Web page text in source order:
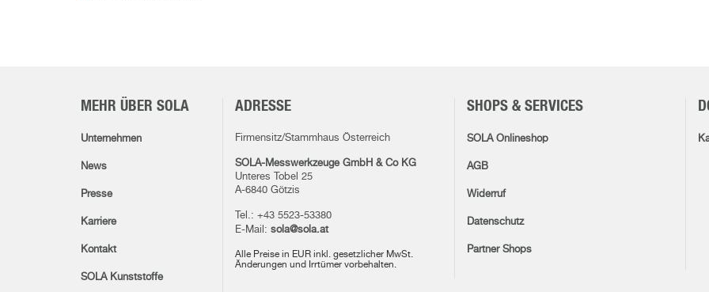
MEHR ÜBER SOLA
Unternehmen
News
Presse
Karriere
Kontakt
SOLA Kunststoffe
ADRESSE
Firmensitz/Stammhaus Österreich
SOLA-Messwerkzeuge GmbH & Co KG
Unteres Tobel 25
A-6840 Götzis
Tel.: +43 5523-53380
E-Mail: sola@sola.at
Alle Preise in EUR inkl. gesetzlicher MwSt.
Änderungen und Irrtümer vorbehalten.
SHOPS & SERVICES
SOLA Onlineshop
AGB
Widerruf
Datenschutz
Partner Shops